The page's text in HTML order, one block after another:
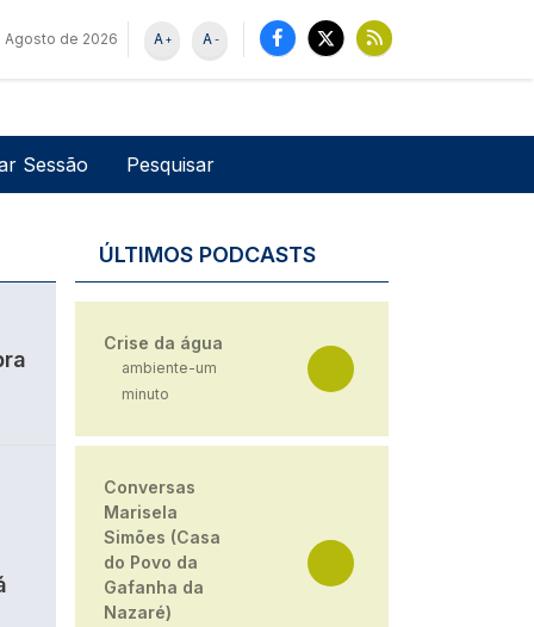
Agosto de 2026 -
A
+
A
de utilizador
Sessão
ÚLTIMOS PODCASTS
Crise da água
ambiente-um
minuto
Conversas
Marisela
Simões (Casa
do Povo da
Gafanha da
Nazaré)